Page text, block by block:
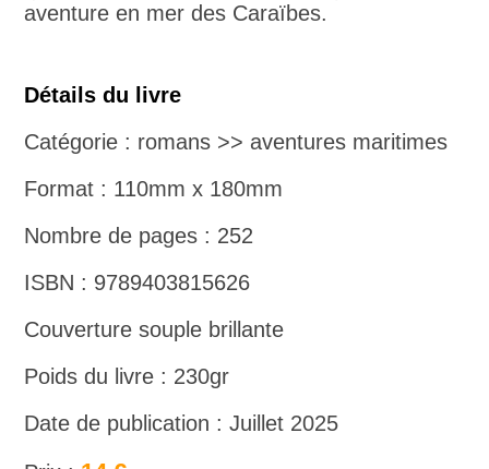
aventure en mer des Caraïbes.
Détails du livre
Catégorie : romans >> aventures maritimes
Format : 110mm x 180mm
Nombre de pages : 252
ISBN : 9789403815626
Couverture souple brillante
Poids du livre : 230gr
Date de publication : Juillet 2025